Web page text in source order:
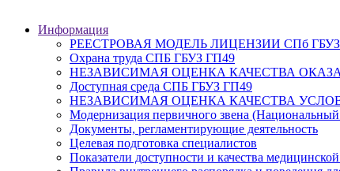
Информация
РЕЕСТРОВАЯ МОДЕЛЬ ЛИЦЕНЗИИ СПб ГБУЗ
Охрана труда СПБ ГБУЗ ГП49
НЕЗАВИСИМАЯ ОЦЕНКА КАЧЕСТВА
Доступная среда СПБ ГБУЗ ГП49
НЕЗАВИСИМАЯ ОЦЕНКА КАЧЕСТВА
Модернизация первичного звена
Документы, регламентирующие деятельность
Целевая подготовка специалистов
Показатели доступности и качества